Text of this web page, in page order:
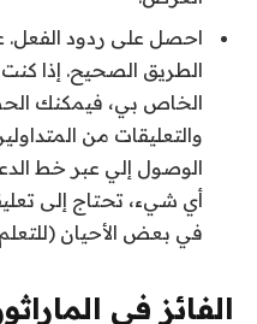
احصل على ردود الفعل.
الطريق الصحيح. إذا
الخاص بي، فيمكنك
والتعليقات من
الوصول إلي عبر خط
أي شيء، تحتاج إلى
في بعض الأحيان
الفائز في